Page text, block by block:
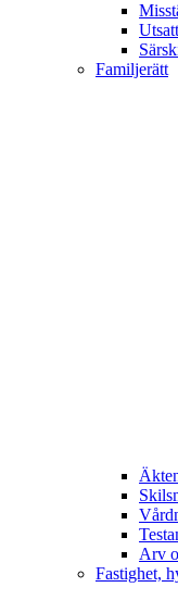
Familjerätt
Arv
Fastighet,